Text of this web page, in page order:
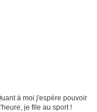
à moi j'espère pouvoir
je file au sport !